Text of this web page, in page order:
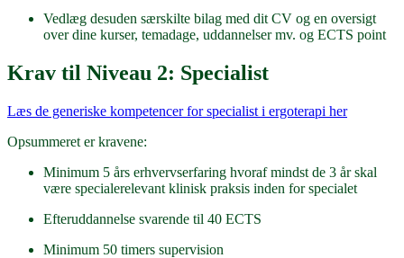
Vedlæg desuden særskilte bilag med dit CV og en oversigt
over dine kurser, temadage, uddannelser mv. og ECTS point
Krav til Niveau 2: Specialist
Læs de generiske kompetencer for specialist i ergoterapi her
Opsummeret er kravene:
Minimum 5 års erhvervserfaring hvoraf mindst de 3 år skal
være specialerelevant klinisk praksis inden for specialet
Efteruddannelse svarende til 40 ECTS
Minimum 50 timers supervision